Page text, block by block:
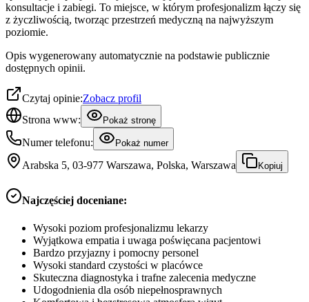
konsultacje i zabiegi. To miejsce, w którym profesjonalizm łączy się
z życzliwością, tworząc przestrzeń medyczną na najwyższym
poziomie.
Opis wygenerowany automatycznie na podstawie publicznie
dostępnych opinii.
Czytaj opinie:Zobacz profil
Strona www:
Pokaż stronę
Numer telefonu: Pokaż numer
Arabska 5, 03-977 Warszawa, Polska, Warszawa Kopiuj
Najczęściej doceniane:
Wysoki poziom profesjonalizmu lekarzy
Wyjątkowa empatia i uwaga poświęcana pacjentowi
Bardzo przyjazny i pomocny personel
Wysoki standard czystości w placówce
Skuteczna diagnostyka i trafne zalecenia medyczne
Udogodnienia dla osób niepełnosprawnych